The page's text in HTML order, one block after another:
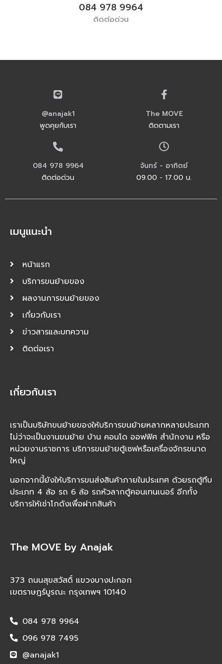
084 978 9964
ติดต่อด่วน
@anajak1
พูดคุยกับเรา
The MOVE
ติดตามเรา
084 978 9964
ติดต่อด่วน
จันทร์ - อาทิตย์
09.00 - 17.00 น.
เมนูแนะนำ
หน้าแรก
บริการขนย้ายของ
ผลงานการขนย้ายของ
เกี่ยวกับเรา
ข่าวสารและบทความ
ติดต่อเรา
เกี่ยวกับเรา
เราเป็นบริษัทขนย้ายของให้บริการขนย้ายหลากหลายประเภท
ไม่ว่าจะเป็นงานขนย้าย บ้าน คอนโด ออฟฟิศ สำนักงาน หรือ
หน่วยงานราชการ บริการขนย้ายตู้เซฟหรือเครื่องจักรขนาด
ใหญ่
นอกจากนี้ยังให้บริการขนส่งสินค้าภายในประเทศ ด้วยรถตู้ทึบ
ประเภท 4 ล้อ รถ 6 ล้อ รถหัวลากตู้คอนเทนเนอร์ อีกทั้ง
บริการให้เช่าโกดังเพื่อฝากสินค้า
The MOVE by Anajak
373 ถนนสุขสวัสดิ์ แขวงบางปะกอก
เขตราษฎร์บูรณะ กรุงเทพฯ 10140
084 978 9964
096 978 7495
@anajak1